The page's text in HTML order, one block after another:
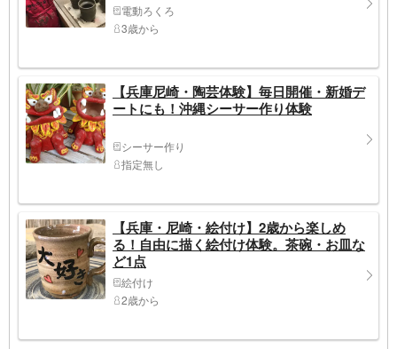
電動ろくろ
3歳から
【兵庫尼崎・陶芸体験】毎日開催・新婚デ
ートにも！沖縄シーサー作り体験
シーサー作り
指定無し
【兵庫・尼崎・絵付け】2歳から楽しめ
る！自由に描く絵付け体験。茶碗・お皿な
ど1点
絵付け
2歳から